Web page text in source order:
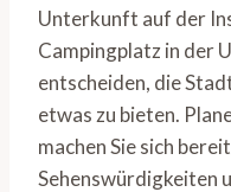
Unterkunft auf der
Campingplatz in der
entscheiden, die
etwas zu bieten.
machen Sie sich
Sehenswürdigkeiten